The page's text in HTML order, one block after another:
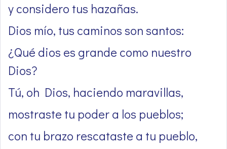
y considero tus hazañas.
Dios mío, tus caminos son santos:
¿Qué dios es grande como nuestro
Dios?
Tú, oh Dios, haciendo maravillas,
mostraste tu poder a los pueblos;
con tu brazo rescataste a tu pueblo,